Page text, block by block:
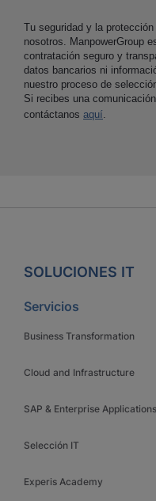
Tu seguridad y la
nosotros. ManpowerGroup
contratación seguro y
datos bancarios ni
nuestro proceso de
Si recibes una
contáctanos aquí
SOLUCIONES IT
Servicios
Business Transformation
Cloud and Infrastructure
SAP & Enterprise Applications
Selección IT
Experis Academy